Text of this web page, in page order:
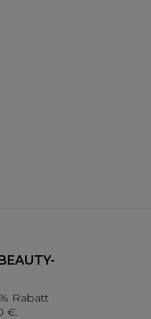
Rabatt
€.